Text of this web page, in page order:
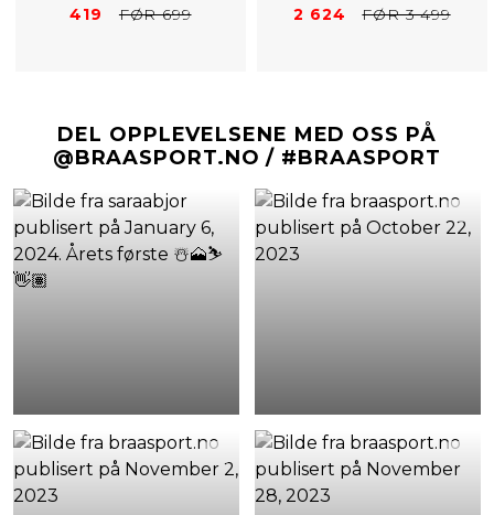
419 FØR 699 2 624 FØR 3 499
DEL OPPLEVELSENE MED OSS PÅ
@BRAASPORT.NO / #BRAASPORT